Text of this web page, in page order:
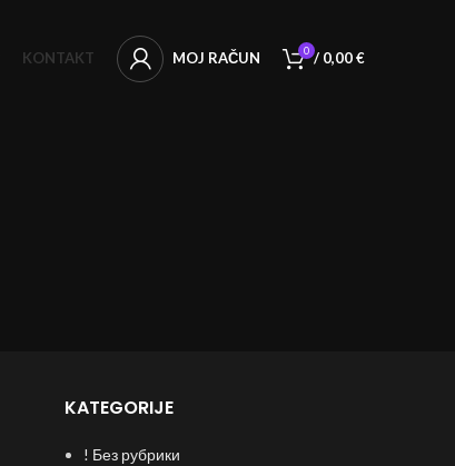
KONTAKT MOJ RAČUN 0 / 0,00€
KATEGORIJE
! Без рубрики